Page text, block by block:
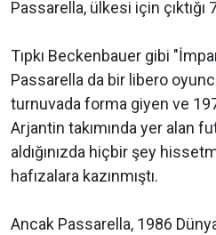
Passarella, ülkesi için
Tıpkı Beckenbauer gibi
Passarella da bir libero
turnuvada forma giyen ve
Arjantin takımında yer alan
aldığınızda hiçbir şey
hafızalara kazınmıştı.
Ancak Passarella, 1986